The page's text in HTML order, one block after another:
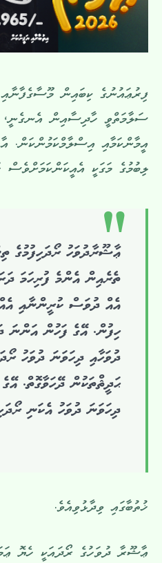
ފިރުޢައުނުގެ ކިބައިން
ސަލާމަތްވީ ހާދިސާއިން
އީމާންކަމާއި
ލިބުމުގެ މަގަކީ އެއީކަންކަމަށްވެސް
ޢާޝޫރާދުވަހު ރޯދަހިފުމުގެ
ތެރެއިން އެންމެ ފުރިހަމަ
އެއް ދުވަސް ކުރީންނާއި
ހިފުން. އޭގެ ފަހުން އަންނަ
ދުވަހާއި ދިހަވަނަ ދުވަހު
ޙަދީޘްތަކުން ދޭހަވާގޮތް.
ދިހަވަނަ ދުވަހު އެކަނި
ޚުތުބާގައި ވިދާޅުވިއެވެ.
ޢާޝޫރާ ދުވަހުގެ ރޯދައަކީ ހެޔޮ